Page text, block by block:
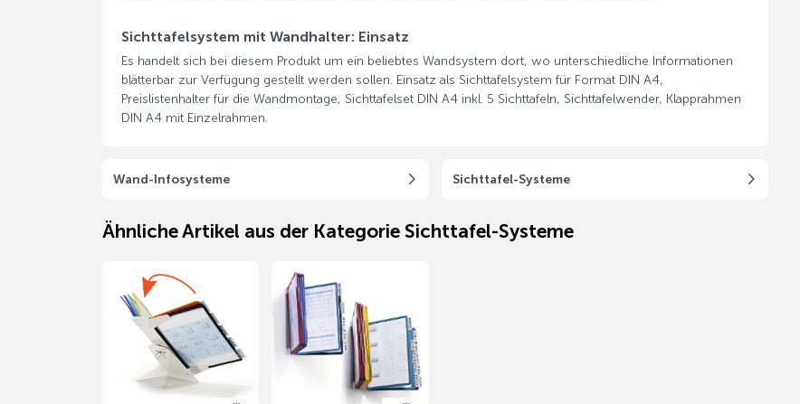
Sichttafelsystem mit Wandhalter: Einsatz
Es handelt sich bei diesem Produkt um ein beliebtes Wandsystem dort, wo unterschiedliche Informationen
blätterbar zur Verfügung gestellt werden sollen. Einsatz als Sichttafelsystem für Format DIN A4,
Preislistenhalter für die Wandmontage, Sichttafelset DIN A4 inkl. 5 Sichttafeln, Sichttafelwender, Klapprahmen
DIN A4 mit Einzelrahmen.
Wand-Infosysteme Sichttafel-Systeme
Ähnliche Artikel aus der Kategorie Sichttafel-Systeme